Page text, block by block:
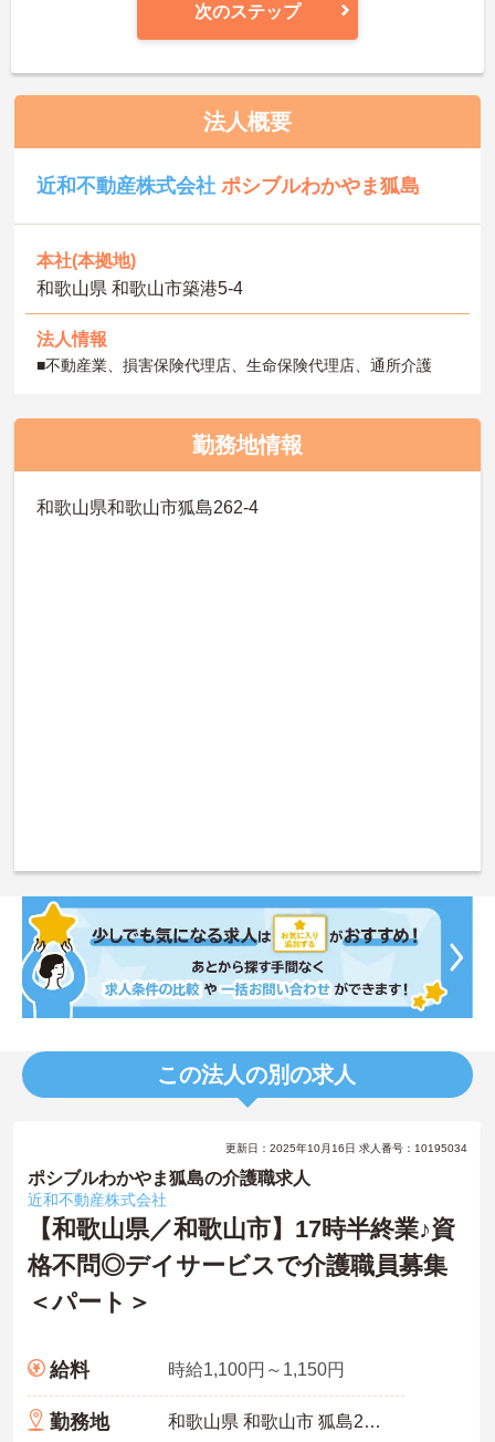
次のステップ
法人概要
近和不動産株式会社ポシブルわかやま狐島
本社(本拠地)
和歌山県 和歌山市築港5-4
法人情報
■不動産業、損害保険代理店、生命保険代理店、通所介護
勤務地情報
和歌山県和歌山市狐島262-4
この法人の別の求人
更新日：2025年10月16日 求人番号：10195034
ポシブルわかやま狐島の介護職求人
近和不動産株式会社
【和歌山県／和歌山市】17時半終業♪資
格不問◎デイサービスで介護職員募集
＜パート＞
給料 時給1,100円～1,150円
勤務地 和歌山県 和歌山市 狐島262-4